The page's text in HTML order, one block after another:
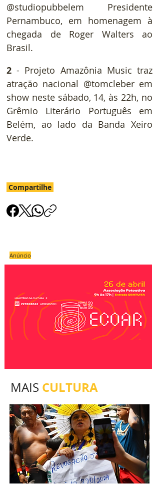
@studiopubbelem Presidente
Pernambuco, em homenagem à
chegada de Roger Walters ao
Brasil.
2 - Projeto Amazônia Music traz
atração nacional @tomcleber em
show neste sábado, 14, às 22h, no
Grêmio Literário Português em
Belém, ao lado da Banda Xeiro
Verde.
Compartilhe
Anúncio
MAIS CULTURA